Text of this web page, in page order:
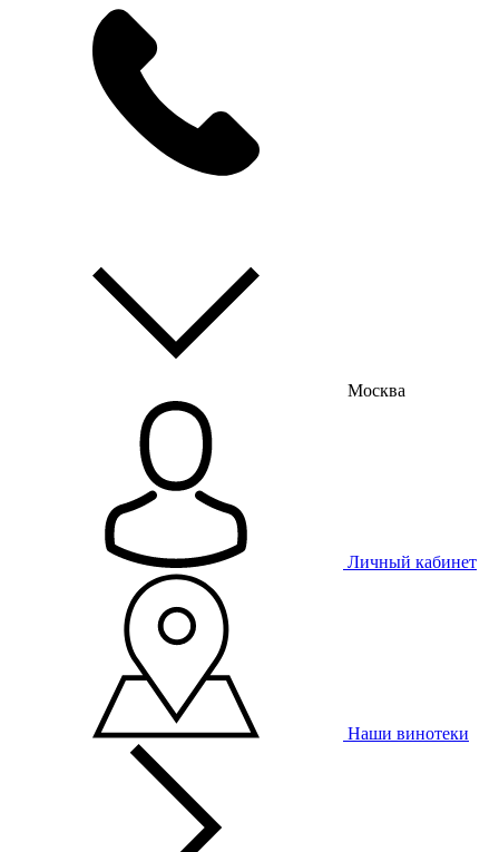
Москва
Личный кабинет
Наши винотеки